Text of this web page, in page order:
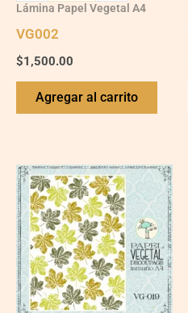
Lámina Papel Vegetal A4
VG002
$1,500.00
Agregar al carrito
VG019
quantity